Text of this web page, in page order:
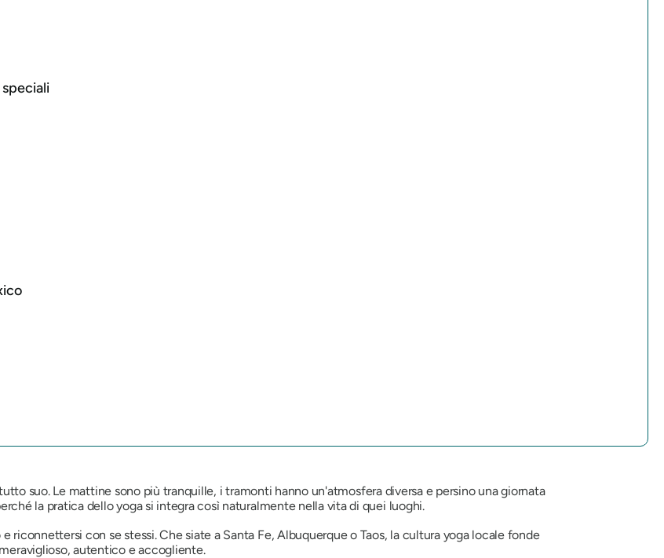
suo. Le mattine sono più tranquille, i tramonti hanno un'atmosfera diversa e persino una giornata
la pratica dello yoga si integra così naturalmente nella vita di quei luoghi.
riconnettersi con se stessi. Che siate a Santa Fe, Albuquerque o Taos, la cultura yoga locale fonde
autentico e accogliente.